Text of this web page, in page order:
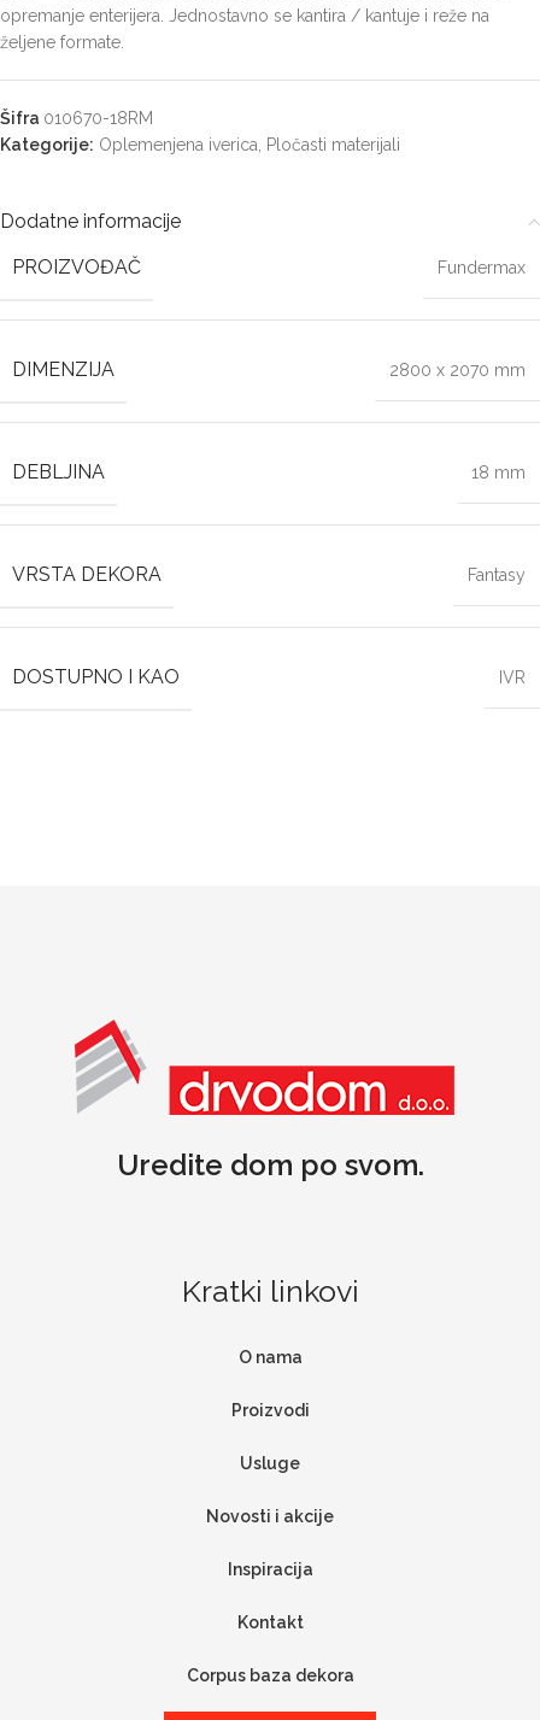
opremanje enterijera. Jednostavno se kantira / kantuje i reže na
željene formate.
Šifra 010670-18RM
Kategorije: Oplemenjena iverica Pločasti materijali
Dodatne informacije
PROIZVOĐAČ
Fundermax
DIMENZIJA 2800 x 2070 mm
DEBLJINA 18 mm
VRSTA DEKORA Fantasy
DOSTUPNO I KAO IVR
Uredite dom po svom.
Kratki linkovi
O nama
Proizvodi
Usluge
Novosti i akcije
Inspiracija
Kontakt
Corpus baza dekora